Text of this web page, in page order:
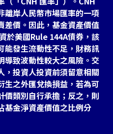
離岸人民幣市場匯率的一項
差價。因此，基金資產價值
於美國Rule 144A債券，該
能發生流動性不足，財務訊
導致波動性較大之風險。交
，投資人投資前須留意相關
生之外匯兌換損益，若為可
價類別自行承擔；反之，則
基金淨資產價值之比例分